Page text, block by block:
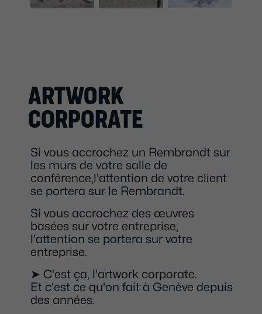
ARTWORK
CORPORATE
Si vous accrochez un Rembrandt sur
les murs de votre salle de
conférence,l'attention de votre client
se portera sur le Rembrandt.
Si vous accrochez des œuvres
basées sur votre entreprise,
l'attention se portera sur votre
entreprise.
➤ C'est ça, l'artwork corporate.
Et c'est ce qu'on fait à Genève depuis
des années.